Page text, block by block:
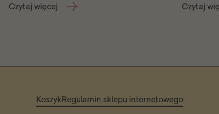
Czytaj więcej Czytaj
KoszykRegulamin sklepu internetowego